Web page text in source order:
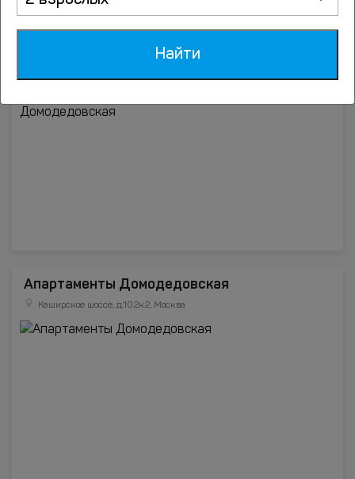
Апартаменты1 Первый дом от выхода из
метро Домодедовская
Апартаменты Домодедовская
Каширское шоссе, д.102к2, Москва
Найти